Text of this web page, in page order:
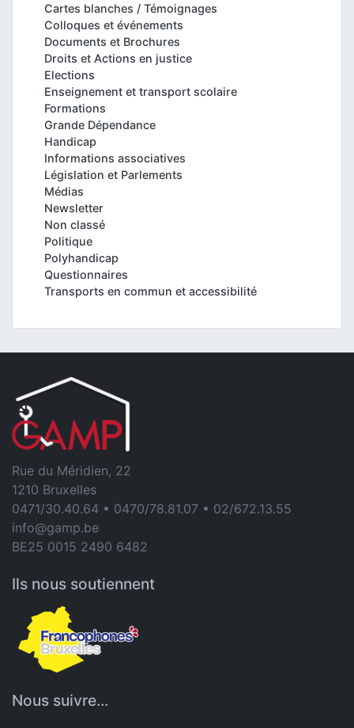
Cartes blanches / Témoignages
Colloques et événements
Documents et Brochures
Droits et Actions en justice
Elections
Enseignement et transport scolaire
Formations
Grande Dépendance
Handicap
Informations associatives
Législation et Parlements
Médias
Newsletter
Non classé
Politique
Polyhandicap
Questionnaires
Transports en commun et accessibilité
Rue du Méridien, 22
1210 Bruxelles
0471/30.40.64 • 0470/78.81.07 • 02/672.13.55
info@gamp.be
BE25 0015 2490 6482
Ils nous soutiennent
Nous suivre...